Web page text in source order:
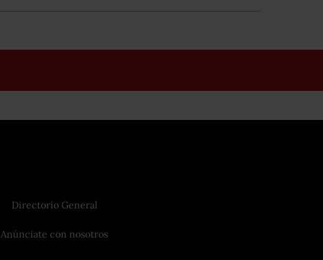
Directorio General
Anúnciate con nosotros